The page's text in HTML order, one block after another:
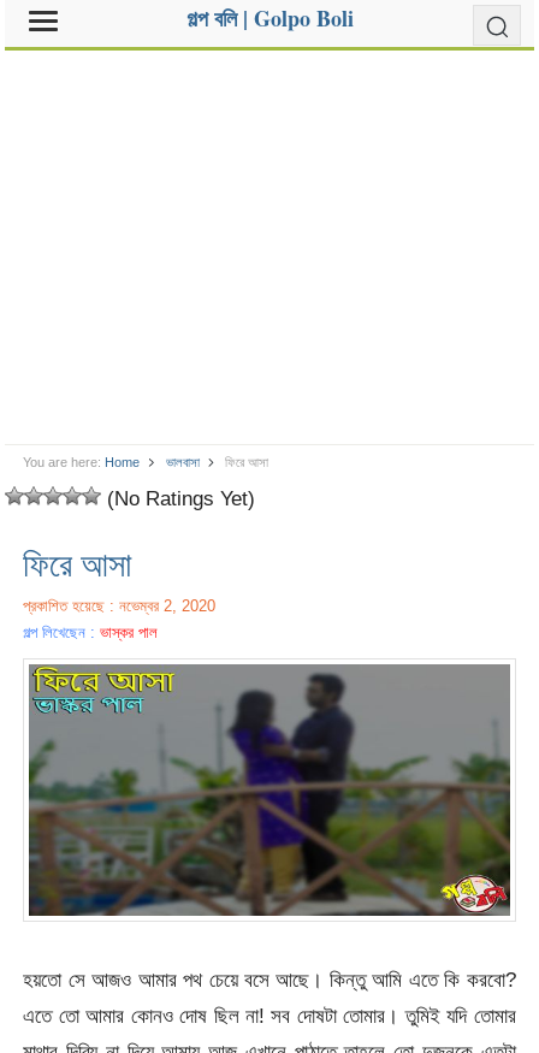
গল্প বলি | Golpo Boli
You are here: Home ভালবাসা ফিরে আসা
(No Ratings Yet)
ফিরে আসা
প্রকাশিত হয়েছে : নভেম্বর 2, 2020
গল্প লিখেছেন :ভাস্কর পাল
হয়তো সে আজও আমার পথ চেয়ে বসে আছে। কিন্তু আমি এতে কি করবো?
এতে তো আমার কোনও দোষ ছিল না! সব দোষটা তোমার। তুমিই যদি তোমার